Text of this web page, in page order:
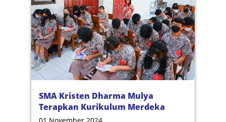
SMA Kristen Dharma Mulya
Terapkan Kurikulum Merdeka
Berbasis HOTS